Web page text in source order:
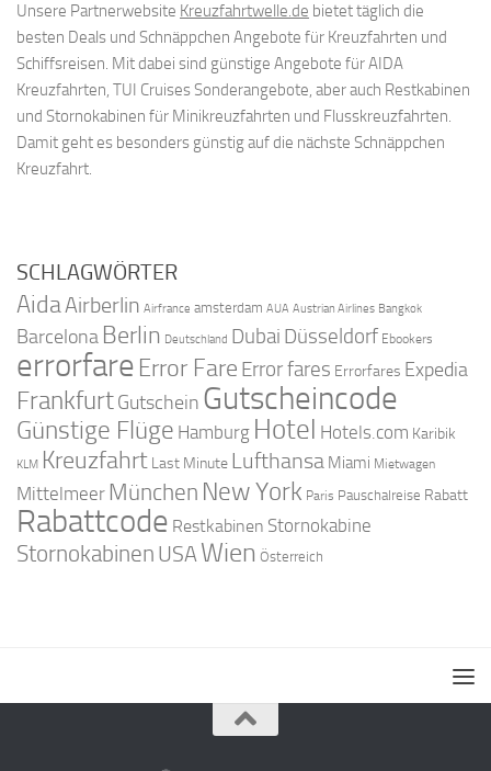
Unsere Partnerwebsite Kreuzfahrtwelle.de bietet täglich die
besten Deals und Schnäppchen Angebote für Kreuzfahrten und
Schiffsreisen. Mit dabei sind günstige Angebote für AIDA
Kreuzfahrten, TUI Cruises Sonderangebote, aber auch Restkabinen
und Stornokabinen für Minikreuzfahrten und Flusskreuzfahrten.
Damit geht es besonders günstig auf die nächste Schnäppchen
Kreuzfahrt.
SCHLAGWÖRTER
AidaAirberlin Airfrance amsterdam AUA Austrian Airlines Bangkok
Barcelona Berlin Deutschland Dubai Düsseldorf Ebookers
errorfare Error Fare Error fares Errorfares Expedia
FrankfurtGutschein Gutscheincode
Günstige Flüge Hamburg Hotel Hotels.com Karibik
KLM Kreuzfahrt Last Minute Lufthansa Miami Mietwagen
Mittelmeer München New York Paris Pauschalreise Rabatt
Rabattcode Restkabinen Stornokabine
Stornokabinen USAWien Österreich